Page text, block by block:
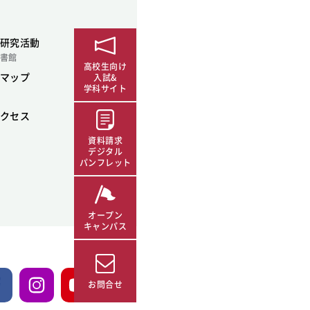
究活動
館
ップ
セス
高校生向け
入試&
学科サイト
資料請求
デジタル
パンフレット
オープン
キャンパス
お問合せ